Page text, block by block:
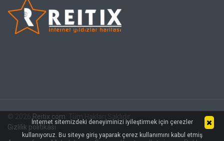
Reitix.com
Gizlilik politikası
İnternet sitemizdeki deneyiminizi iyileştirmek için çerezler
kullanıyoruz. Bu siteye giriş yaparak çerez kullanımını kabul etmiş